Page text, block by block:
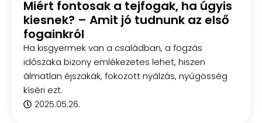
Miért fontosak a tejfogak, ha úgyis
kiesnek? – Amit jó tudnunk az első
fogainkról
Ha kisgyermek van a családban, a fogzás
időszaka bizony emlékezetes lehet, hiszen
álmatlan éjszakák, fokozott nyálzás, nyűgösség
kíséri ezt.
2025.05.26.